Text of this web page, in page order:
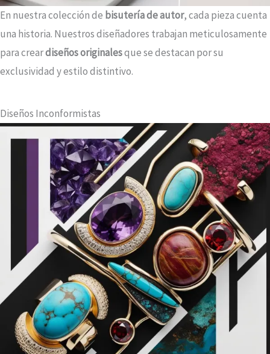
En nuestra colección de bisutería de autor, cada pieza cuenta
una historia. Nuestros diseñadores trabajan meticulosamente
para creardiseños originalesque se destacan por su
exclusividad y estilo distintivo.
Diseños Inconformistas